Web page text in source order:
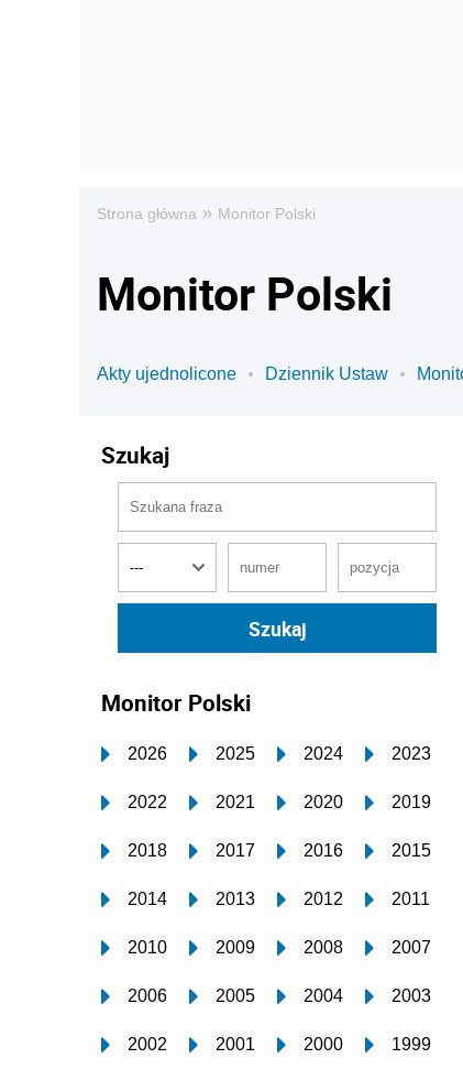
Strona główna » Monitor Polski
Monitor Polski
Akty ujednolicone Dziennik Ustaw
Szukaj
Monitor Polski
2026 2025 2024 2023
2022 2021 2020 2019
2018 2017 2016 2015
2014 2013 2012 2011
2010 2009 2008 2007
2006 2005 2004 2003
2002 2001 2000 1999